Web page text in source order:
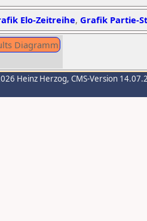
Elo-Zeitreihe, Grafik Partie-
Heinz Herzog, CMS-Version